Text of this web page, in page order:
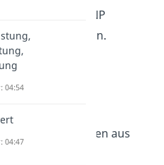
des PNP
aufgefallen sein.
und
bestehen aus
04:54
04:47